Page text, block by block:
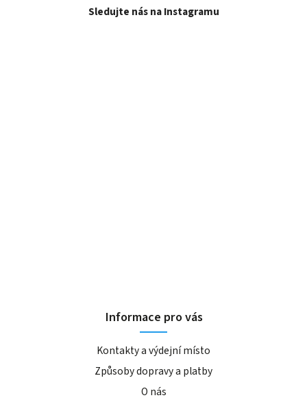
Sledujte nás na Instagramu
Informace pro vás
Kontakty a výdejní místo
Způsoby dopravy a platby
O nás